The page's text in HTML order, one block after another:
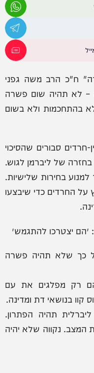
ח"כ הרב משה גפני
– לא תהיה שום פשרה
לא בהתחכמות ולא בשום
ה- 55 של הימין-חרדים סבורים שהסיכוי
של ליברמן לגוש.
בחירות שלישיות.
על החרדים כדי שיבצעו
יצטרכו להתגמש״
על כך שלא תהיה פשרה
רק מפלגים את עם
קוו בנושאי דת ומדינה.
תהיה הפתרון.
המצב. נקווה שלא יהיה